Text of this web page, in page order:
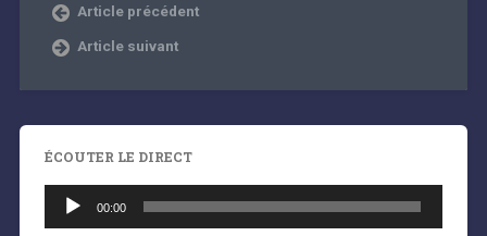
Article précédent
Article suivant
ÉCOUTER LE DIRECT
audio
00:00